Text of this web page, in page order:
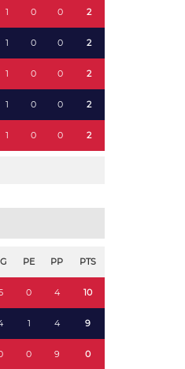
1 0 0 2
1 0 0 2
1 0 0 2
1 0 0 2
1 0 0 2
PE PP PTS
0 4 10
1 4 9
0 9 0